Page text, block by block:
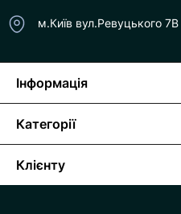
м.Київ вул.Ревуцького 7В
Інформація
Категорії
Клієнту